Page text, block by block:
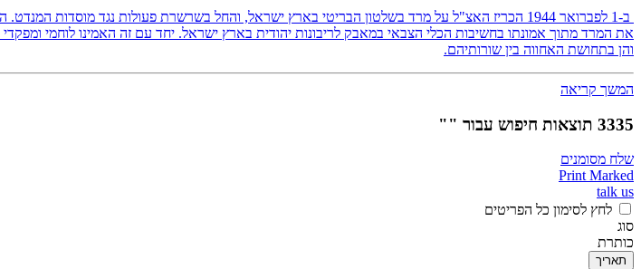
ב-1 לפברואר 1944 הכריז האצ"ל על מרד בשלטון הבריטי בארץ ישראל, והחל בשרשרת פעולות נגד מוסדות
את המרד מתוך אמונתו בחשיבות הכלי הצבאי במאבק לריבונות יהודית בארץ ישראל. יחד עם זה האמינו לוחמי
והן בתחושת האחווה בין שורותיהם.
המשך קריאה
3335 תוצאות חיפוש עבור ""
שלח מסומנים
Print Marked
talk us
לחץ לסימון כל הפריטים
סוג
כותרת
תאריך